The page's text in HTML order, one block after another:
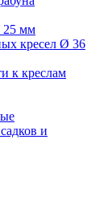
25 мм
кресел Ø 36
к креслам
и